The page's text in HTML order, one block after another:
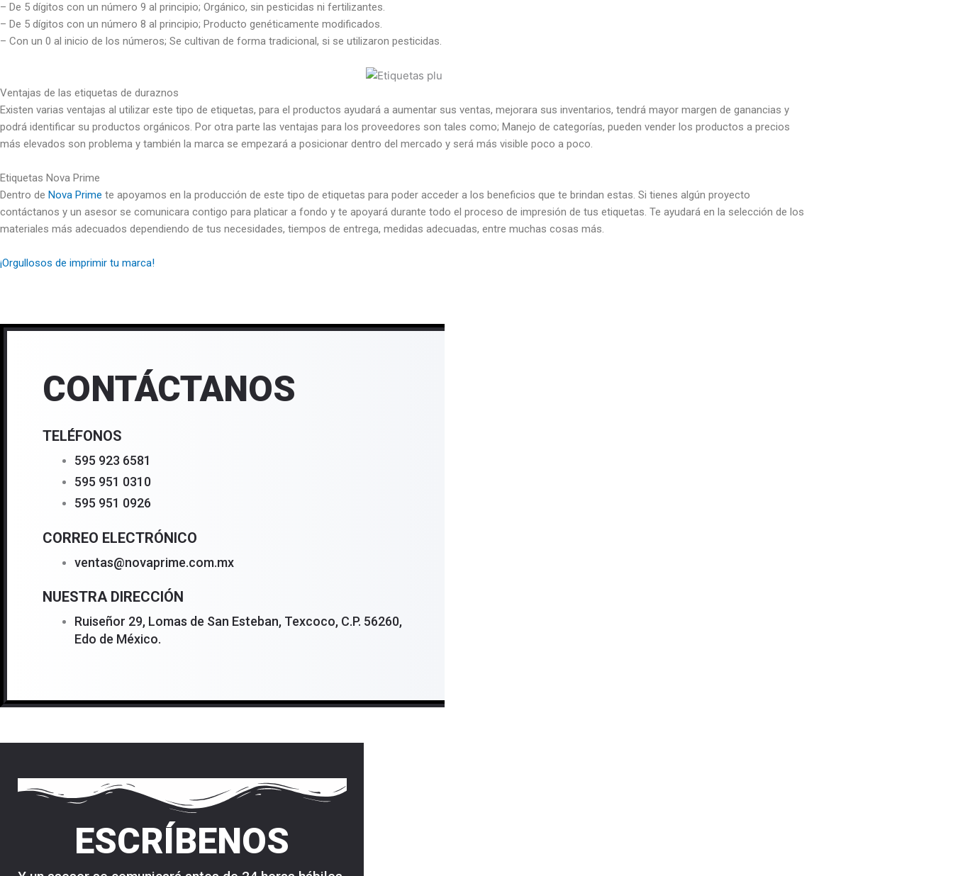
– De 5 dígitos con un número 9 al principio; Orgánico, sin pesticidas ni fertilizantes.
– De 5 dígitos con un número 8 al principio; Producto genéticamente modificados.
– Con un 0 al inicio de los números; Se cultivan de forma tradicional, si se utilizaron pesticidas.
Ventajas de las etiquetas de duraznos
Existen varias ventajas al utilizar este tipo de etiquetas, para el productos ayudará a aumentar sus ventas, mejorara sus inventarios, tendrá mayor margen de ganancias y
podrá identificar su productos orgánicos. Por otra parte las ventajas para los proveedores son tales como; Manejo de categorías, pueden vender los productos a precios
más elevados son problema y también la marca se empezará a posicionar dentro del mercado y será más visible poco a poco.
Etiquetas Nova Prime
Dentro de Nova Prime te apoyamos en la producción de este tipo de etiquetas para poder acceder a los beneficios que te brindan estas. Si tienes algún proyecto
contáctanos y un asesor se comunicara contigo para platicar a fondo y te apoyará durante todo el proceso de impresión de tus etiquetas. Te ayudará en la selección de los
materiales más adecuados dependiendo de tus necesidades, tiempos de entrega, medidas adecuadas, entre muchas cosas más.
¡Orgullosos de imprimir tu marca!
CONTÁCTANOS
TELÉFONOS
595 923 6581
595 951 0310
595 951 0926
CORREO ELECTRÓNICO
ventas@novaprime.com.mx
NUESTRA DIRECCIÓN
Ruiseñor 29, Lomas de San Esteban, Texcoco, C.P. 56260,
Edo de México.
ESCRÍBENOS